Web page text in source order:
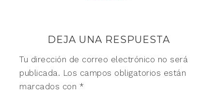
DEJA UNA RESPUESTA
Tu dirección de correo electrónico no será
publicada. Los campos obligatorios están
marcados con *